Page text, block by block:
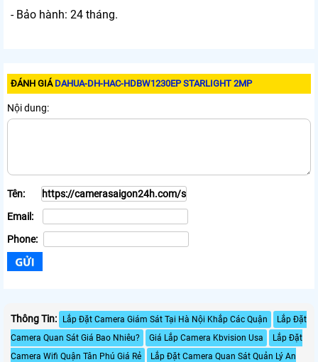
- Bảo hành: 24 tháng.
ĐÁNH GIÁ DAHUA-DH-HAC-HDBW1230EP STARLIGHT 2MP
Nội dung:
Tên:
Email:
Phone:
Thông Tin: Lắp Đặt Camera Giám Sát Tại Hà Nội Khắp Các Quận
Lắp Đặt
Camera Quan Sát Giá Bao Nhiêu?
Giá Lắp Camera Kbvision Usa
Lắp Đặt
Camera Wifi Quận Tân Phú Giá Rẻ
Lắp Đặt Camera Quan Sát Quản Lý An